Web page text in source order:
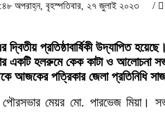
অপরাহ্ন, বৃহস্পতিবার, ২৭ জুলাই ২০২৩ /
প্রতিষ্ঠাবার্ষিকী উদ্‌যাপিত হয়েছে।
একটি হলরুমে কেক কাটা ও আলোচনা
আজকের পত্রিকার জেলা প্রতিনিধি
পৌরসভার মেয়র মো. পারভেজ মিয়া।